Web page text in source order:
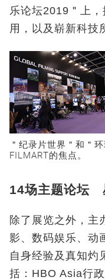
乐论坛2019＂上
用，以及崭新科技
＂纪录片世界＂和＂
FILMART的焦点。
14场主题论坛
除了展览之外，主
影、数码娱乐、动
自身经验及真知灼
括：HBO Asia行